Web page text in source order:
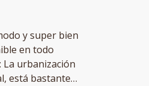
dû laisser
!)
y super bien
está bastante